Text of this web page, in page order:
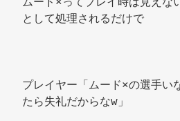
として処理されるだけで
プレイヤー「ムード×の選手い
たら失礼だからなw」